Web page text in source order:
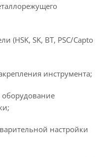
(HSK, SK, BT, PSC/Capto
инструмента;
настройки